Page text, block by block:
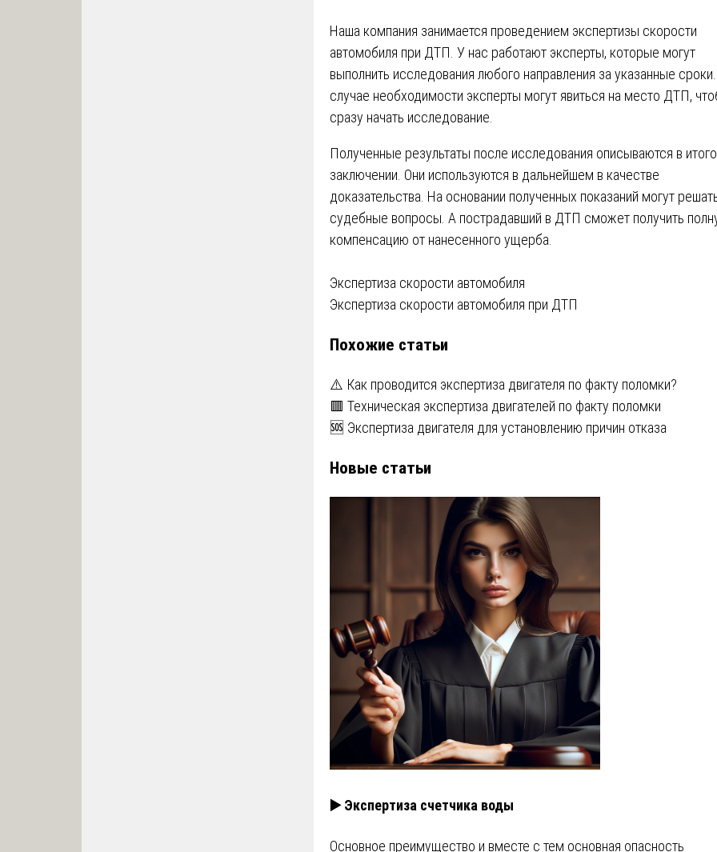
Наша компания занимается проведением экспертизы скорости
автомобиля при ДТП. У нас работают эксперты, которые могут
выполнить исследования любого направления за указанные
случае необходимости эксперты могут явиться на место ДТП,
сразу начать исследование.
Полученные результаты после исследования описываются в
заключении. Они используются в дальнейшем в качестве
доказательства. На основании полученных показаний могут
судебные вопросы. А пострадавший в ДТП сможет получить
компенсацию от нанесенного ущерба.
Навигация
записям
Экспертиза скорости автомобиля
Экспертиза скорости автомобиля при ДТП
Похожие статьи
⚠️ Как проводится экспертиза двигателя по факту поломки?
🟥 Техническая экспертиза двигателей по факту поломки
🆘 Экспертиза двигателя для установлению причин отказа
Новые статьи
▶️ Экспертиза счетчика воды
Основное преимущество и вместе с тем основная опасность